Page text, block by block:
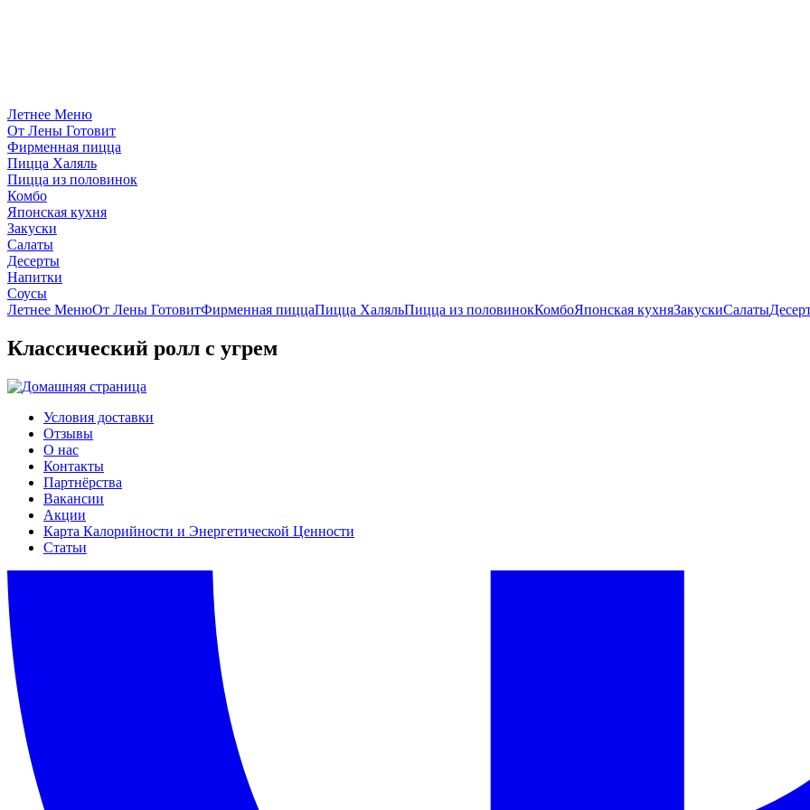
Летнее Меню
От Лены Готовит
Фирменная пицца
Пицца Халяль
Пицца из половинок
Комбо
Японская кухня
Закуски
Салаты
Десерты
Напитки
Соусы
Летнее МенюОт Лены ГотовитФирменная пиццаПицца ХаляльПицца из половинокКомбоЯпонская кухняЗакускиСалаты
Классический ролл с угрем
Условия доставки
Отзывы
О нас
Контакты
Партнёрства
Вакансии
Акции
Карта Калорийности и Энергетической Ценности
Статьи